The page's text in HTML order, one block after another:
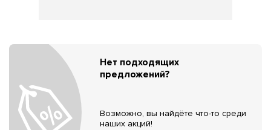
Нет подходящих
предложений?
Возможно, вы найдёте что-то среди
наших акций!